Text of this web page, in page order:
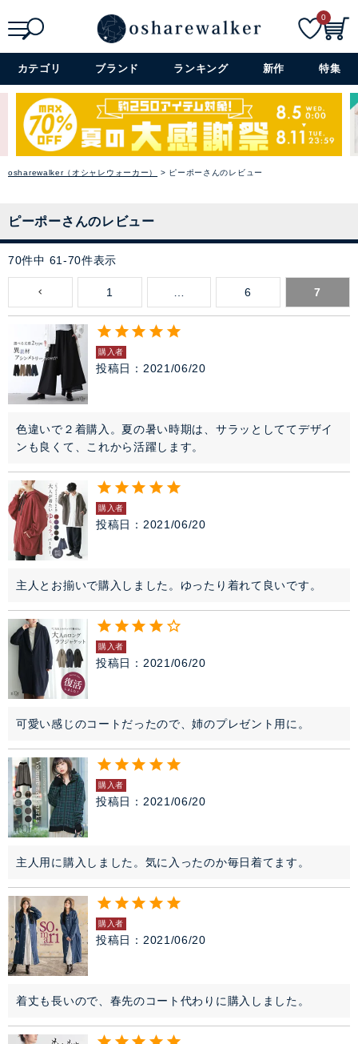
詳細検索+
0
カテゴリ ブランド ランキング 新作 特集
osharewalker（オシャレウォーカー） ピーポーさんのレビュー
ピーポーさんのレビュー
70件中 61 -70件表示
1 6 7
購入者
投稿日 2021/06/20
色違いで２着購入。夏の暑い時期は、サラッとしててデザイ
ンも良くて、これから活躍します。
購入者
投稿日 2021/06/20
主人とお揃いで購入しました。ゆったり着れて良いです。
購入者
投稿日 2021/06/20
可愛い感じのコートだったので、姉のプレゼント用に。
購入者
投稿日 2021/06/20
主人用に購入しました。気に入ったのか毎日着てます。
購入者
投稿日 2021/06/20
着丈も長いので、春先のコート代わりに購入しました。